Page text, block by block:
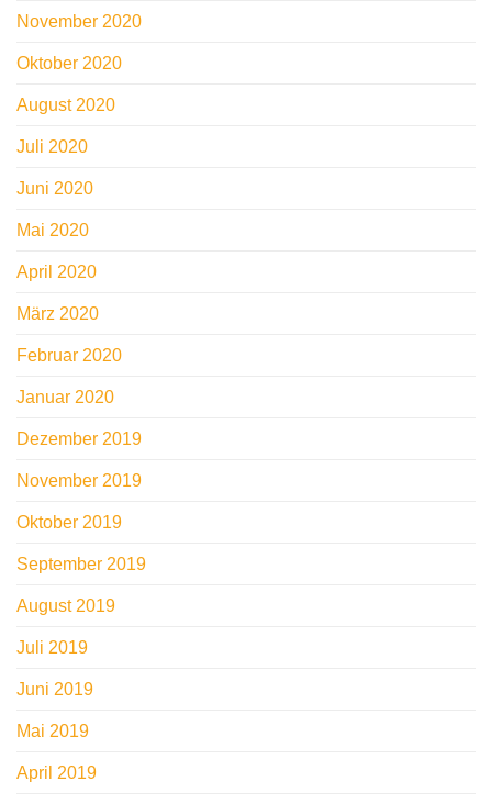
November 2020
Oktober 2020
August 2020
Juli 2020
Juni 2020
Mai 2020
April 2020
März 2020
Februar 2020
Januar 2020
Dezember 2019
November 2019
Oktober 2019
September 2019
August 2019
Juli 2019
Juni 2019
Mai 2019
April 2019